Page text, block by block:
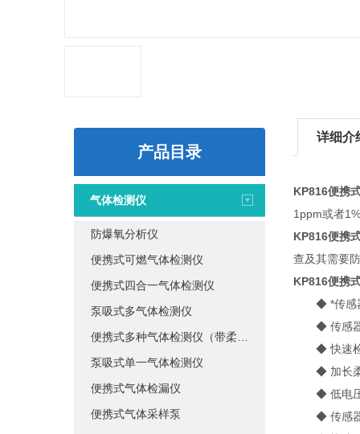
产品目录
气体检测仪
防爆氧分析仪
便携式可燃气体检测仪
便携式四合一气体检测仪
泵吸式多气体检测仪
泵吸式单一气体检测仪
便携式气体检漏仪
便携式气体采样泵
详细介
KP816便携
1ppm或者
KP816便携
查及其需要
KP816便携
◆ *传感
◆ 传感器
◆ 快速检
◆ 加长柔
◆ 低电压
◆ 传感器